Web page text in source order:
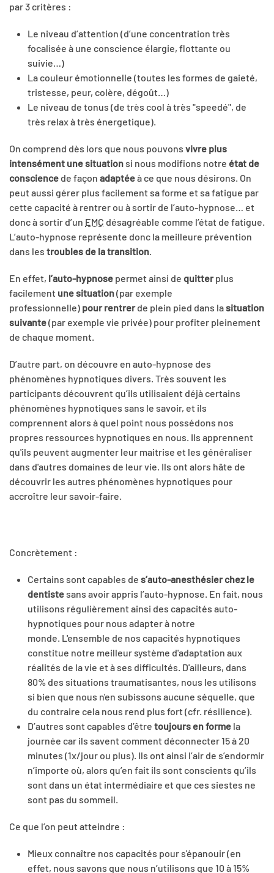
par 3 critères :
Le niveau d’attention (d’une concentration très
focalisée à une conscience élargie, flottante ou
suivie…)
La couleur émotionnelle (toutes les formes de gaieté,
tristesse, peur, colère, dégoût…)
Le niveau de tonus (de très cool à très "speedé", de
très relax à très énergetique).
On comprend dès lors que nous pouvons vivre plus
intensément une situation si nous modifions notre état de
conscience de façon adaptéeà ce que nous désirons. On
peut aussi gérer plus facilement sa forme et sa fatigue par
cette capacité à rentrer ou à sortir de l’auto-hypnose… et
donc à sortir d’un EMC désagréable comme l’état de fatigue.
L’auto-hypnose représente donc la meilleure prévention
dans les troubles de la transition.
En effet, l’auto-hypnose permet ainsi de quitterplus
facilement une situation(par exemple
professionnelle) pour rentrerde plein pied dans lasituation
suivante(par exemple vie privée) pour profiter pleinement
de chaque moment.
D’autre part, on découvre en auto-hypnose des
phénomènes hypnotiques divers. Très souvent les
participants découvrent qu’ils utilisaient déjà certains
phénomènes hypnotiques sans le savoir, et ils
comprennent alors à quel point nous possédons nos
propres ressources hypnotiques en nous. Ils apprennent
qu'ils peuvent augmenter leur maitrise et les généraliser
dans d'autres domaines de leur vie. Ils ont alors hâte de
découvrir les autres phénomènes hypnotiques pour
accroître leur savoir-faire.
Concrètement :
Certains sont capables de s’auto-anesthésier chez le
dentiste sans avoir appris l’auto-hypnose. En fait, nous
utilisons régulièrement ainsi des capacités auto-
hypnotiques pour nous adapter à notre
monde. L'ensemble de nos capacités hypnotiques
constitue notre meilleur système d'adaptation aux
réalités de la vie et à ses difficultés. D'ailleurs, dans
80% des situations traumatisantes, nous les utilisons
si bien que nous n'en subissons aucune séquelle, que
du contraire cela nous rend plus fort (cfr. résilience).
D’autres sont capables d’être toujours en forme la
journée car ils savent comment déconnecter 15 à 20
minutes (1x/jour ou plus). Ils ont ainsi l’air de s’endormir
n’importe où, alors qu’en fait ils sont conscients qu’ils
sont dans un état intermédiaire et que ces siestes ne
sont pas du sommeil.
Ce que l’on peut atteindre :
Mieux connaître nos capacités pour s'épanouir (en
effet, nous savons que nous n’utilisons que 10 à 15%